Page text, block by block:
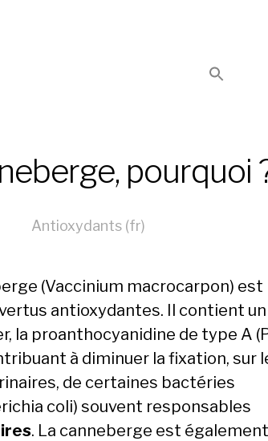
pourquoi
Antioxydants (fr)
(Vaccinium macrocarpon) est
antioxydantes. Il contient un
la proanthocyanidine de type A
à diminuer la fixation, sur
de certaines bactéries
coli) souvent responsables
. La canneberge est également